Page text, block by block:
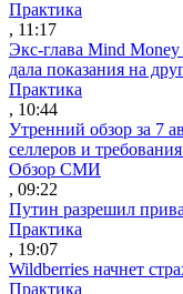
Практика
, 11:17
Экс-глава Mind
дала показания на
Практика
, 10:44
Утренний обзор за 7
селлеров и
Обзор СМИ
, 09:22
Путин разрешил
Практика
, 19:07
Wildberries начнет
Практика